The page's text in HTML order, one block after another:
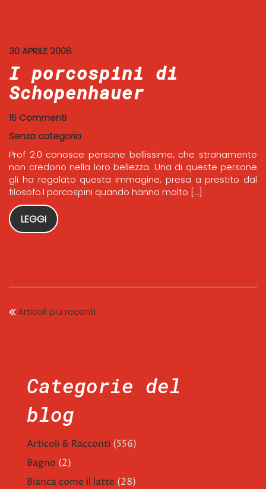
30 APRILE 2008
I porcospini di
Schopenhauer
15 Commenti
Senza categoria
Prof 2.0 conosce persone bellissime, che stranamente
non credono nella loro bellezza. Una di queste persone
gli ha regalato questa immagine, presa a prestito dal
filosofo.I porcospini quando hanno molto […]
LEGGI
Articoli più recenti
Categorie del
blog
Articoli & Racconti (556)
Bagno (2)
Bianca come il latte (28)